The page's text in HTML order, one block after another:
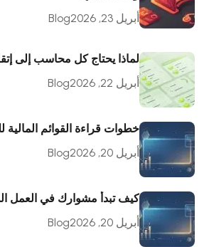
أبريل 23, 2026
Blog
لماذا يحتاج كل محاسب إلى
أبريل 22, 2026
Blog
خطوات قراءة القوائم المالية
أبريل 20, 2026
Blog
كيف تبدأ مشوارك في العمل
أبريل 20, 2026
Blog